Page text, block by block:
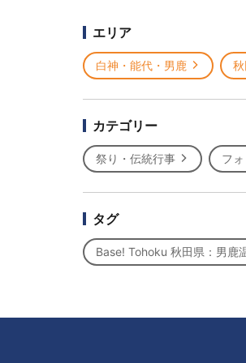
エリア
白神・能代・男鹿
カテゴリー
祭り・伝統行事 フ
タグ
Base! Tohoku 秋田県：男鹿